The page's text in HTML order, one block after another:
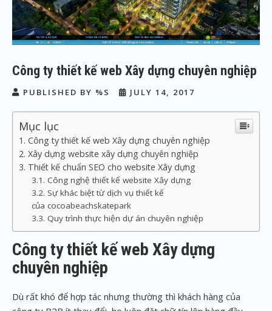
Công ty thiết kế web Xây dựng chuyên nghiệp
PUBLISHED BY %S JULY 14, 2017
Mục lục
Công ty thiết kế web Xây dựng chuyên nghiệp
Xây dựng website xây dựng chuyên nghiệp
Thiết kế chuẩn SEO cho website Xây dựng
Công nghệ thiết kế website Xây dựng
Sự khác biệt từ dịch vụ thiết kế
của cocoabeachskatepark
Quy trình thực hiện dự án chuyên nghiệp
Công ty thiết kế web Xây dựng
chuyên nghiệp
Dù rất khó để hợp tác nhưng thường thì khách hàng của